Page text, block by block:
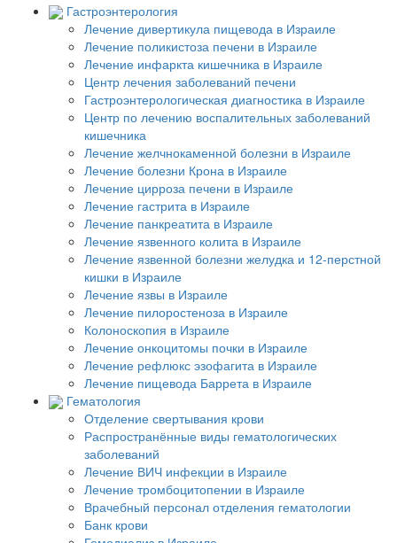
Гастроэнтерология
Лечение дивертикула пищевода в Израиле
Лечение поликистоза печени в Израиле
Лечение инфаркта кишечника в Израиле
Центр лечения заболеваний печени
Гастроэнтерологическая диагностика в Израиле
Центр по лечению воспалительных заболеваний
кишечника
Лечение желчнокаменной болезни в Израиле
Лечение болезни Крона в Израиле
Лечение цирроза печени в Израиле
Лечение гастрита в Израиле
Лечение панкреатита в Израиле
Лечение язвенного колита в Израиле
Лечение язвенной болезни желудка и 12-перстной
кишки в Израиле
Лечение язвы в Израиле
Лечение пилоростеноза в Израиле
Колоноскопия в Израиле
Лечение онкоцитомы почки в Израиле
Лечение рефлюкс эзофагита в Израиле
Лечение пищевода Баррета в Израиле
Гематология
Отделение свертывания крови
Распространённые виды гематологических
заболеваний
Лечение ВИЧ инфекции в Израиле
Лечение тромбоцитопении в Израиле
Врачебный персонал отделения гематологии
Банк крови